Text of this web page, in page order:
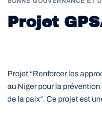
Projet
Projet “Renforcer les
au Niger pour la
de la paix“. Ce projet est